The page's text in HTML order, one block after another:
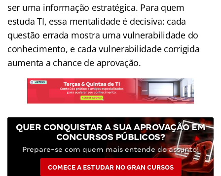
ser uma informação estratégica. Para quem
estuda TI, essa mentalidade é decisiva: cada
questão errada mostra uma vulnerabilidade do
conhecimento, e cada vulnerabilidade corrigida
aumenta a chance de aprovação.
QUER CONQUISTAR A SUA APROVAÇÃO EM
CONCURSOS PÚBLICOS?
Prepare-se com quem mais entende do assunto!
COMECE A ESTUDAR NO GRAN CURSOS